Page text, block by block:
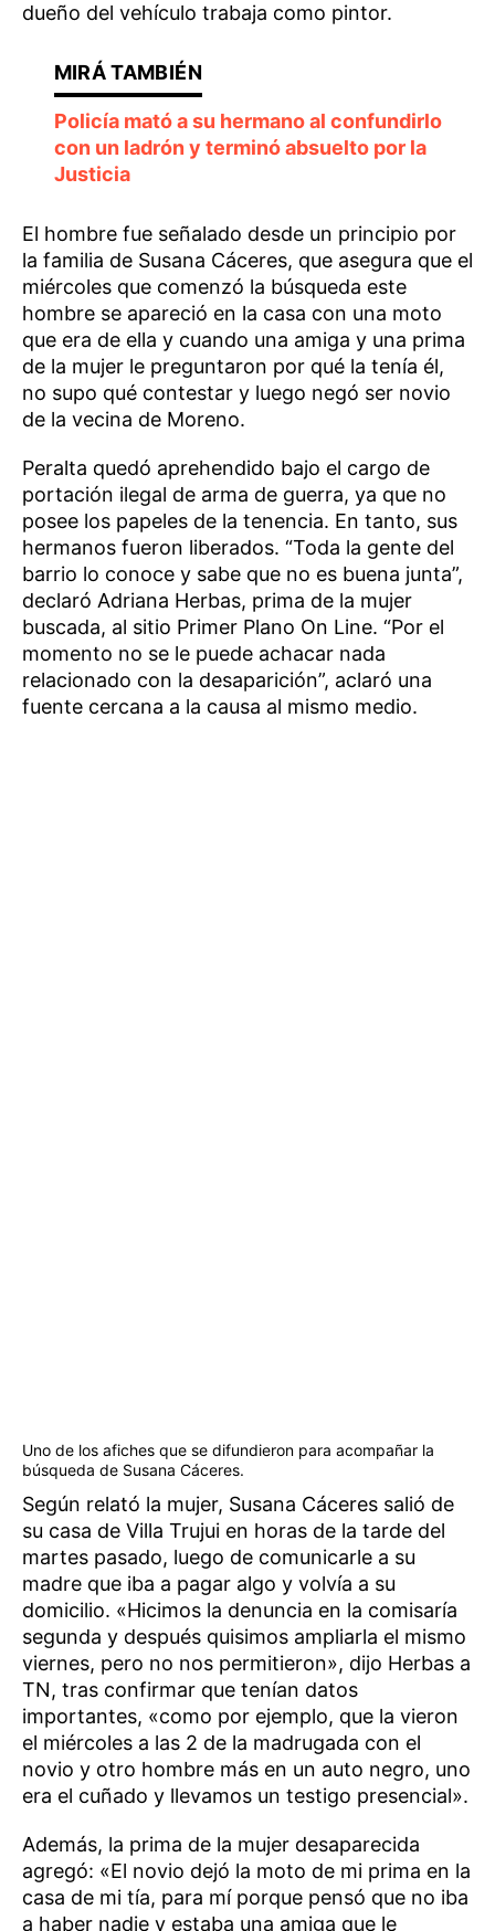
dueño del vehículo trabaja como pintor.
Policía mató a su hermano al confundirlo
con un ladrón y terminó absuelto por la
Justicia
El hombre fue señalado desde un principio por
la familia de Susana Cáceres, que asegura que el
miércoles que comenzó la búsqueda este
hombre se apareció en la casa con una moto
que era de ella y cuando una amiga y una prima
de la mujer le preguntaron por qué la tenía él,
no supo qué contestar y luego negó ser novio
de la vecina de Moreno.
Peralta quedó aprehendido bajo el cargo de
portación ilegal de arma de guerra, ya que no
posee los papeles de la tenencia. En tanto, sus
hermanos fueron liberados. “Toda la gente del
barrio lo conoce y sabe que no es buena junta”,
declaró Adriana Herbas, prima de la mujer
buscada, al sitio Primer Plano On Line. “Por el
momento no se le puede achacar nada
relacionado con la desaparición”, aclaró una
fuente cercana a la causa al mismo medio.
Uno de los afiches que se difundieron para acompañar la
búsqueda de Susana Cáceres.
Según relató la mujer, Susana Cáceres salió de
su casa de Villa Trujui en horas de la tarde del
martes pasado, luego de comunicarle a su
madre que iba a pagar algo y volvía a su
domicilio. «Hicimos la denuncia en la comisaría
segunda y después quisimos ampliarla el mismo
viernes, pero no nos permitieron», dijo Herbas a
TN, tras confirmar que tenían datos
importantes, «como por ejemplo, que la vieron
el miércoles a las 2 de la madrugada con el
novio y otro hombre más en un auto negro, uno
era el cuñado y llevamos un testigo presencial».
Además, la prima de la mujer desaparecida
agregó: «El novio dejó la moto de mi prima en la
casa de mi tía, para mí porque pensó que no iba
a haber nadie y estaba una amiga que le